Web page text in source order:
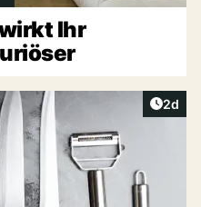
Ihr
2d